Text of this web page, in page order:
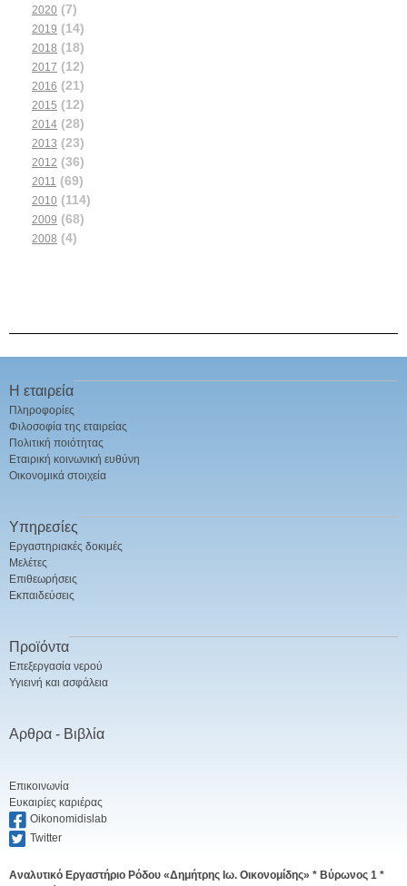
2020 (7)
2019 (14)
2018 (18)
2017 (12)
2016 (21)
2015 (12)
2014 (28)
2013 (23)
2012 (36)
2011 (69)
2010 (114)
2009 (68)
2008 (4)
Η εταιρεία
Πληροφορίες
Φιλοσοφία της εταιρείας
Πολιτική ποιότητας
Εταιρική κοινωνική ευθύνη
Οικονομικά στοιχεία
Υπηρεσίες
Εργαστηριακές δοκιμές
Μελέτες
Επιθεωρήσεις
Εκπαιδεύσεις
Προϊόντα
Επεξεργασία νερού
Υγιεινή και ασφάλεια
Αρθρα - Βιβλία
Επικοινωνία
Ευκαιρίες καριέρας
Oikonomidislab
Twitter
Αναλυτικό Εργαστήριο Ρόδου «Δημήτρης Ιω. Οικονομίδης» * Βύρωνος 1 *